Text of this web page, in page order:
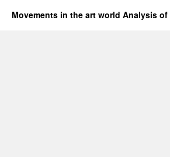
Movements in the art world Analysis